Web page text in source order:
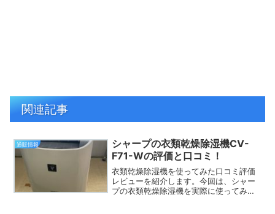
関連記事
通販情報
シャープの衣類乾燥除湿機CV-
F71-Wの評価と口コミ！
衣類乾燥除湿機を使ってみた口コミ評価
レビューを紹介します。今回は、シャー
プの衣類乾燥除湿機を実際に使ってみた